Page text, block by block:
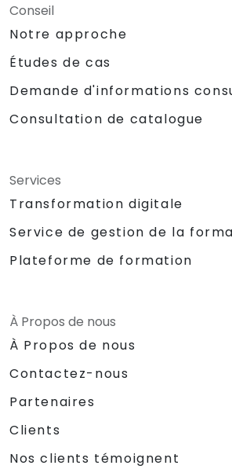
Conseil
Notre approche
Études de cas
Demande d'informations
Consultation de catalogue
Services
Transformation digitale
Service de gestion de la
Plateforme de formation
À Propos de nous
À Propos de nous
Contactez-nous
Partenaires
Clients
Nos clients témoignent